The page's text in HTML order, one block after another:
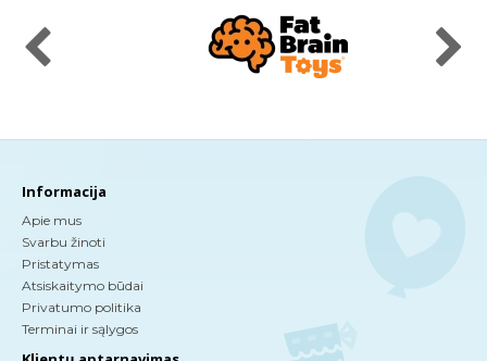
Informacija
Apie mus
Svarbu žinoti
Pristatymas
Atsiskaitymo būdai
Privatumo politika
Terminai ir sąlygos